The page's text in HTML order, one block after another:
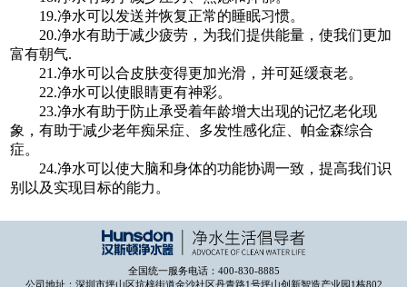
19.净水可以发送并恢复正常的睡眠习惯。
20.净水有助于减少疲劳，为我们提供能量，使我们更加
富有朝气.
21.净水可以合皮肤变得更加光滑，并可延缓衰老。
22.净水可以使眼睛更有神彩。
23.净水有助于防止承受着年龄增大出现的记忆老化现
象，有助于减少老年痴呆症、多发性感化症、帕金森综合
症。
24.净水可以使大脑和身体的功能协调一致，提高我们识
别以及实现目标的能力。
全国统一服务电话：400-830-8885
公司地址：深圳市坪山区坑梓街道金沙社区丹青路1号坪山创新智造产业园1栋802